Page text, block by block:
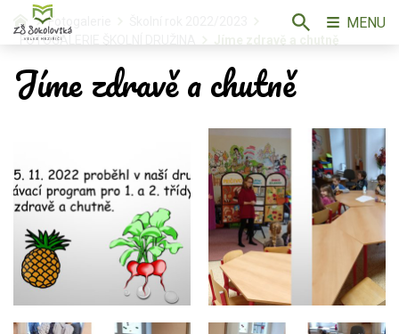
Fotogalerie
FOTOGALERIE ŠKOLNÍ DRUŽINA
Jíme zdravě a chutně
MENU